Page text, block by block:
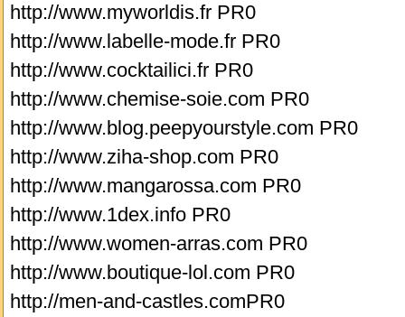
http://www.myworldis.fr PR0
http://www.labelle-mode.fr PR0
http://www.cocktailici.fr PR0
http://www.chemise-soie.com PR0
http://www.blog.peepyourstyle.com PR0
http://www.ziha-shop.com PR0
http://www.mangarossa.com PR0
http://www.1dex.info PR0
http://www.women-arras.com PR0
http://www.boutique-lol.com PR0
http://men-and-castles.comPR0